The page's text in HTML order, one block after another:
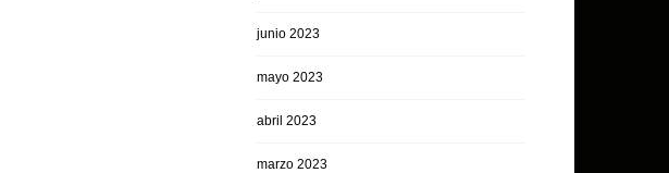
junio 2023
mayo 2023
abril 2023
marzo 2023